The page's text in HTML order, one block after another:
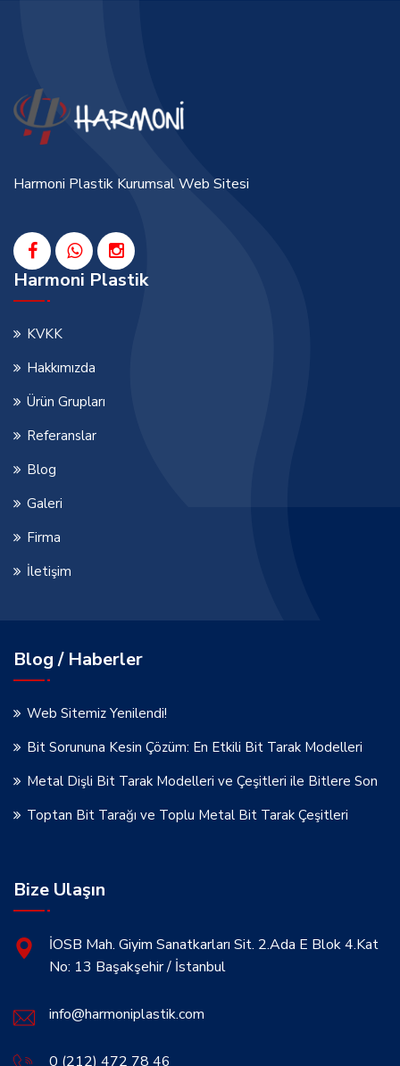
Harmoni Plastik Kurumsal Web Sitesi
Harmoni Plastik
KVKK
Hakkımızda
Ürün Grupları
Referanslar
Blog
Galeri
Firma
İletişim
Blog / Haberler
Web Sitemiz Yenilendi!
Bit Sorununa Kesin Çözüm: En Etkili Bit Tarak Modelleri
Metal Dişli Bit Tarak Modelleri ve Çeşitleri ile Bitlere Son
Toptan Bit Tarağı ve Toplu Metal Bit Tarak Çeşitleri
Bize Ulaşın
İOSB Mah. Giyim Sanatkarları Sit. 2.Ada E Blok 4.Kat
No: 13 Başakşehir / İstanbul
info@harmoniplastik.com
0 (212) 472 78 46